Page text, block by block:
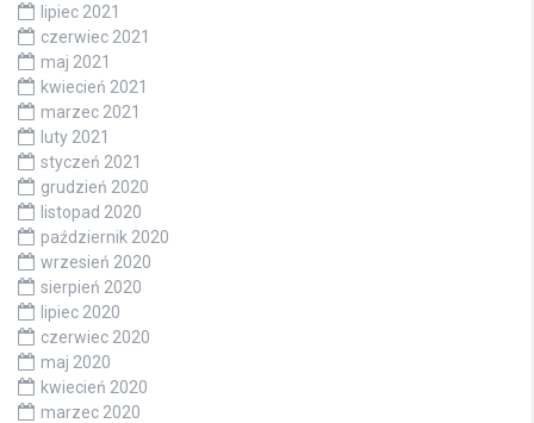
lipiec 2021
czerwiec 2021
maj 2021
kwiecień 2021
marzec 2021
luty 2021
styczeń 2021
grudzień 2020
listopad 2020
październik 2020
wrzesień 2020
sierpień 2020
lipiec 2020
czerwiec 2020
maj 2020
kwiecień 2020
marzec 2020